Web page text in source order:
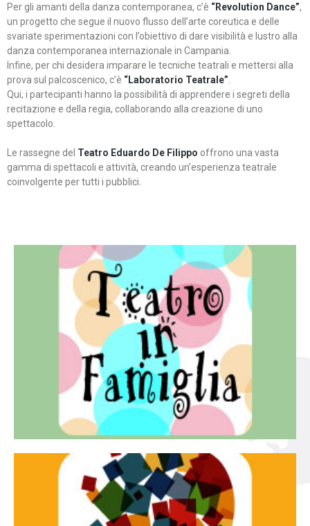
Per gli amanti della danza contemporanea, c’è “Revolution Dance”,
un progetto che segue il nuovo flusso dell’arte coreutica e delle
svariate sperimentazioni con l’obiettivo di dare visibilità e lustro alla
danza contemporanea internazionale in Campania.
Infine, per chi desidera imparare le tecniche teatrali e mettersi alla
prova sul palcoscenico, c’è “Laboratorio Teatrale”
Qui, i partecipanti hanno la possibilità di apprendere i segreti della
recitazione e della regia, collaborando alla creazione di uno
spettacolo.
Le rassegne del Teatro Eduardo De Filippo offrono una vasta
gamma di spettacoli e attività, creando un’esperienza teatrale
coinvolgente per tutti i pubblici.
Teatro in famiglia
Teatro In Famiglia è una rassegna di teatro concepita
per far condividere e godere del teatro all’intera
famiglia.
Continua
Continua